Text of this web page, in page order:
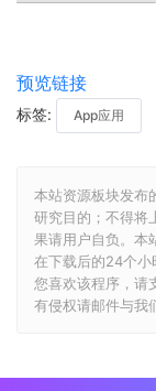
预览链接
标签: App应用
本站资源板块发布
研究目的；不得将
果请用户自负。本
在下载后的24个小
您喜欢该程序，请
有侵权请邮件与